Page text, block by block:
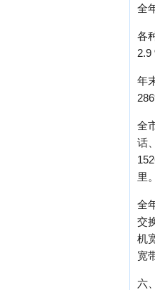
全
各
2.9
年
全
话
里。
全
交
机
宽
六